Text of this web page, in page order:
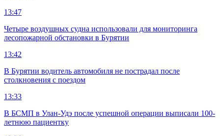
13:47
Четыре воздушных судна использовали для мониторинга
лесопожарной обстановки в Бурятии
13:42
В Бурятии водитель автомобиля не пострадал после
столкновения с поездом
13:33
В БСМП в Улан-Удэ после успешной операции выписали 100-
летнюю пациентку